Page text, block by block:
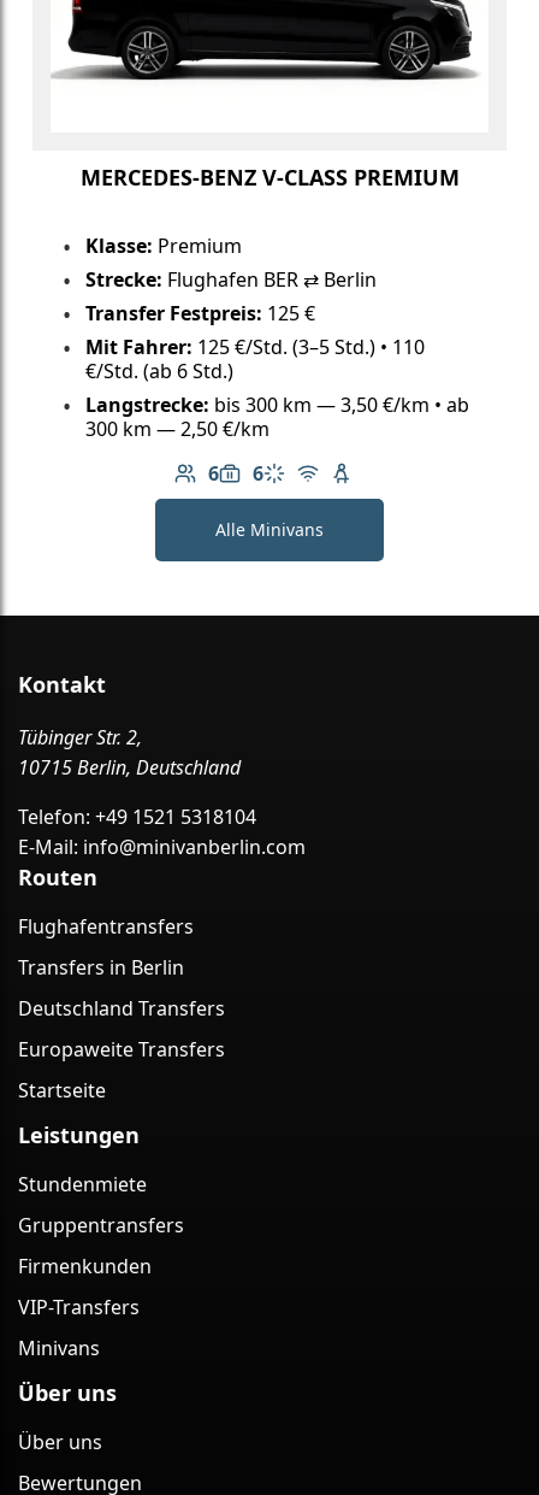
MERCEDES-BENZ V-CLASS PREMIUM
Klasse: Premium
Strecke: Flughafen BER ⇄ Berlin
Transfer Festpreis: 125 €
Mit Fahrer: 125 €/Std. (3–5 Std.) • 110
€/Std. (ab 6 Std.)
Langstrecke: bis 300 km — 3,50 €/km • ab
300 km — 2,50 €/km
6
Anzahl der Passagiere: 6
6
Gepäckkapazität: 6
Klimaanlage
Kostenloses WLAN
Kindersitz verfügbar
Alle Minivans
Kontakt
Tübinger Str. 2,
10715 Berlin, Deutschland
Telefon: +49 1521 5318104
E-Mail: info@minivanberlin.com
Routen
Flughafentransfers
Transfers in Berlin
Deutschland Transfers
Europaweite Transfers
Startseite
Leistungen
Stundenmiete
Gruppentransfers
Firmenkunden
VIP-Transfers
Minivans
Über uns
Über uns
Bewertungen